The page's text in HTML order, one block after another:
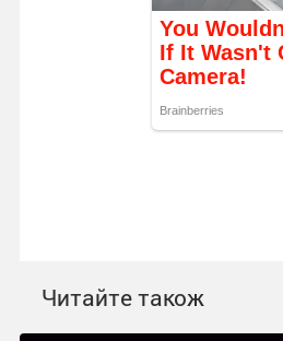
Читайте також